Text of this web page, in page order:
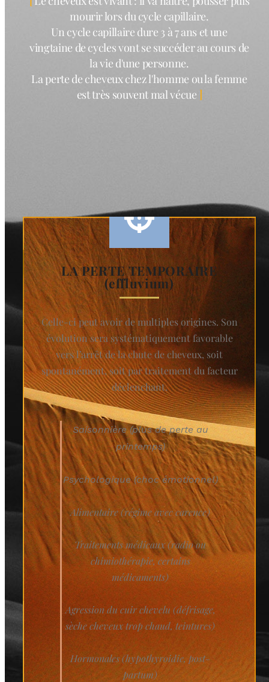
mourir lors du cycle capillaire.
Un cycle capillaire dure 3 à 7 ans et une
vingtaine de cycles vont se succéder au cours de
la vie d'une personne.
La perte de cheveux chez l'homme ou la femme
est très souvent mal vécue
LA PERTE TEMPORAIRE
(effluvium)
Celle-ci peut avoir de multiples origines. Son
évolution sera systématiquement favorable
vers l’arrêt de la chute de cheveux, soit
spontanément, soit par traitement du facteur
déclenchant.
Saisonnière (plus de perte au
printemps)
Psychologique (choc émotionnel)
Alimentaire (régime avec carence)
Traitements médicaux (radio ou
chimiothérapie, certains
médicaments)
Agression du cuir chevelu (défrisage,
sèche cheveux trop chaud, teintures)
Hormonales (hypothyroidie, post-
partum)